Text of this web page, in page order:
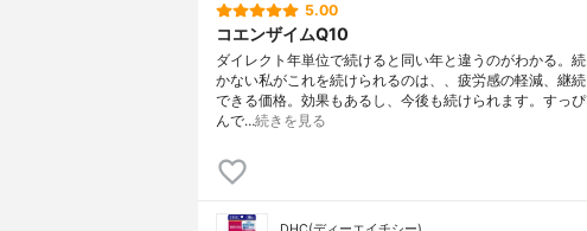
5.00
コエンザイムQ10
ダイレクト年単位で続けると同い年と違うのがわかる。続
かない私がこれを続けられるのは、、疲労感の軽減、継続
できる価格。効果もあるし、今後も続けられます。すっぴ
んで…続きを見る